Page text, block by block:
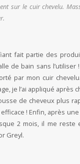
sur le cuir chevelu.
fait partie des
de bain sans l’utiliser !
par mon cuir
je l’ai appliqué après
de cheveux plus
! Enfin, après
2 mois, il me reste
Greyl.